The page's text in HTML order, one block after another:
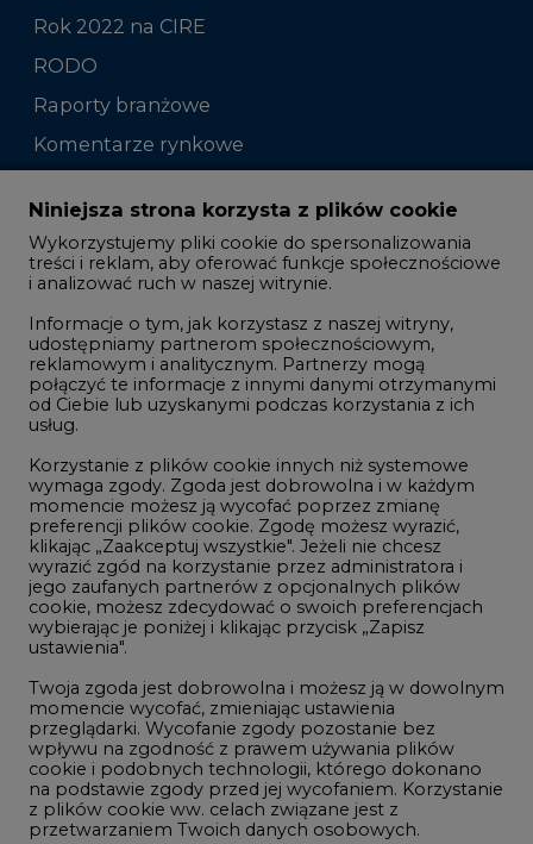
Rok 2022 na CIRE
RODO
Raporty branżowe
Komentarze rynkowe
Zmiany kadrowe na rynku
Studio CIRE
Rozmowy o energetyce
Gospodarka
Geopolityka
LTE450
Innowacje i AI
Telekomunikacja i IT
Handel emisjami CO2
Wodór
Górnictwo
Atom
Fotowoltaika
Offshore wind
Niniejsza strona korzysta z plików cookie
Wykorzystujemy pliki cookie do spersonalizowania
treści i reklam, aby oferować funkcje społecznościowe
i analizować ruch w naszej witrynie.
Informacje o tym, jak korzystasz z naszej witryny,
udostępniamy partnerom społecznościowym,
reklamowym i analitycznym. Partnerzy mogą
połączyć te informacje z innymi danymi otrzymanymi
od Ciebie lub uzyskanymi podczas korzystania z ich
usług.
Korzystanie z plików cookie innych niż systemowe
wymaga zgody. Zgoda jest dobrowolna i w każdym
momencie możesz ją wycofać poprzez zmianę
preferencji plików cookie. Zgodę możesz wyrazić,
klikając „Zaakceptuj wszystkie". Jeżeli nie chcesz
wyrazić zgód na korzystanie przez administratora i
jego zaufanych partnerów z opcjonalnych plików
cookie, możesz zdecydować o swoich preferencjach
wybierając je poniżej i klikając przycisk „Zapisz
ustawienia".
Twoja zgoda jest dobrowolna i możesz ją w dowolnym
momencie wycofać, zmieniając ustawienia
przeglądarki. Wycofanie zgody pozostanie bez
wpływu na zgodność z prawem używania plików
cookie i podobnych technologii, którego dokonano
na podstawie zgody przed jej wycofaniem. Korzystanie
z plików cookie ww. celach związane jest z
przetwarzaniem Twoich danych osobowych.